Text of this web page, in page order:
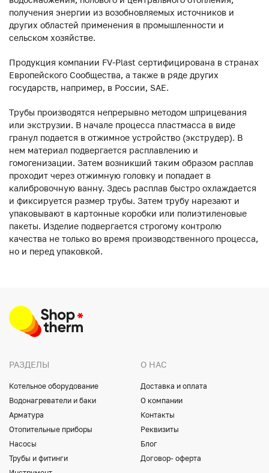
получения энергии из возобновляемых источников и
других областей применения в промышленности и
сельском хозяйстве.
Продукция компании FV-Plast сертифицирована в странах
Европейского Сообщества, а также в ряде других
государств, например, в России, SAE.
Трубы производятся непрерывно методом шприцевания
или экструзии. В начале процесса пластмасса в виде
гранул подается в отжимное устройство (экструдер). В
нем материал подвергается расплавлению и
гомогенизации. Затем возникший таким образом расплав
проходит через отжимную головку и попадает в
калибровочную ванну. Здесь расплав быстро охлаждается
и фиксируется размер трубы. Затем трубу нарезают и
упаковывают в картонные коробки или полиэтиленовые
пакеты. Изделие подвергается строгому контролю
качества не только во время производственного процесса,
но и перед упаковкой.
РАЗДЕЛЫ
Котельное оборудование
Водонагреватели и баки
Арматура
Отопительные приборы
Насосы
Трубы и фитинги
О НАС
Доставка и оплата
О компании
Контакты
Реквизиты
Блог
Договор- оферта